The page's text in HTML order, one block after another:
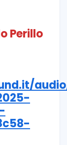
Perillo